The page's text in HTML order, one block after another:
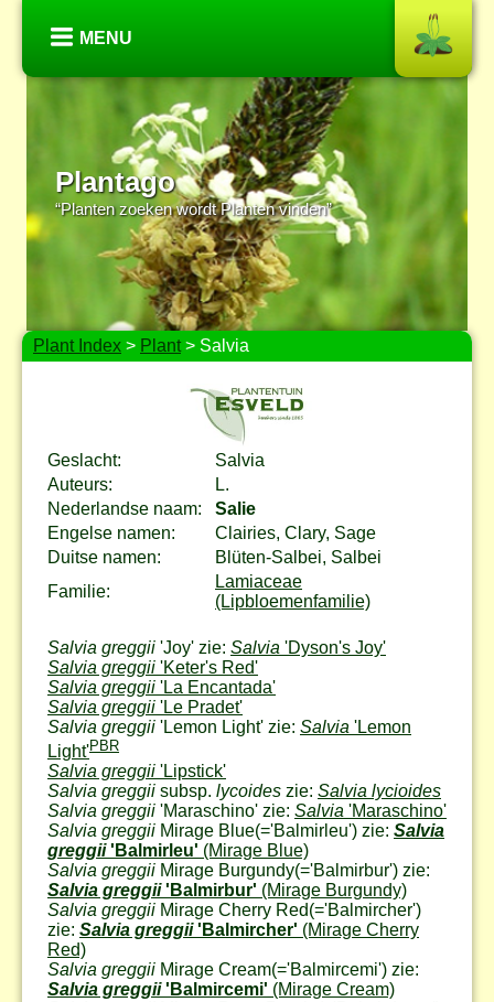
MENU
Plantago
“Planten zoeken wordt Planten vinden”
Plant Index > Plant> Salvia
Geslacht:
Salvia
Auteurs:
L.
Nederlandse naam:
Salie
Engelse namen:
Clairies, Clary, Sage
Duitse namen:
Blüten-Salbei, Salbei
Familie:
Lamiaceae
(Lipbloemenfamilie)
Salvia greggii 'Joy' zie: Salvia 'Dyson's Joy'
Salvia greggii 'Keter's Red'
Salvia greggii 'La Encantada'
Salvia greggii 'Le Pradet'
Salvia greggii 'Lemon Light' zie: Salvia 'Lemon
Light'PBR
Salvia greggii 'Lipstick'
Salvia greggii subsp. lycoides zie: Salvia lycioides
Salvia greggii 'Maraschino' zie: Salvia 'Maraschino'
Salvia greggii Mirage Blue(='Balmirleu') zie: Salvia
greggii'Balmirleu' (Mirage Blue)
Salvia greggii Mirage Burgundy(='Balmirbur') zie:
Salvia greggii'Balmirbur' (Mirage Burgundy)
Salvia greggii Mirage Cherry Red(='Balmircher')
zie: Salvia greggii'Balmircher' (Mirage Cherry
Red)
Salvia greggii Mirage Cream(='Balmircemi') zie:
Salvia greggii'Balmircemi' (Mirage Cream)